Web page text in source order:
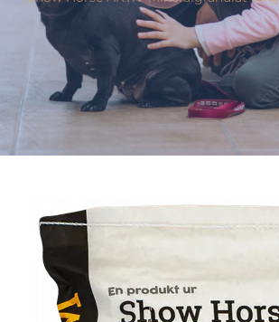
Varumärken
Hand i Tass